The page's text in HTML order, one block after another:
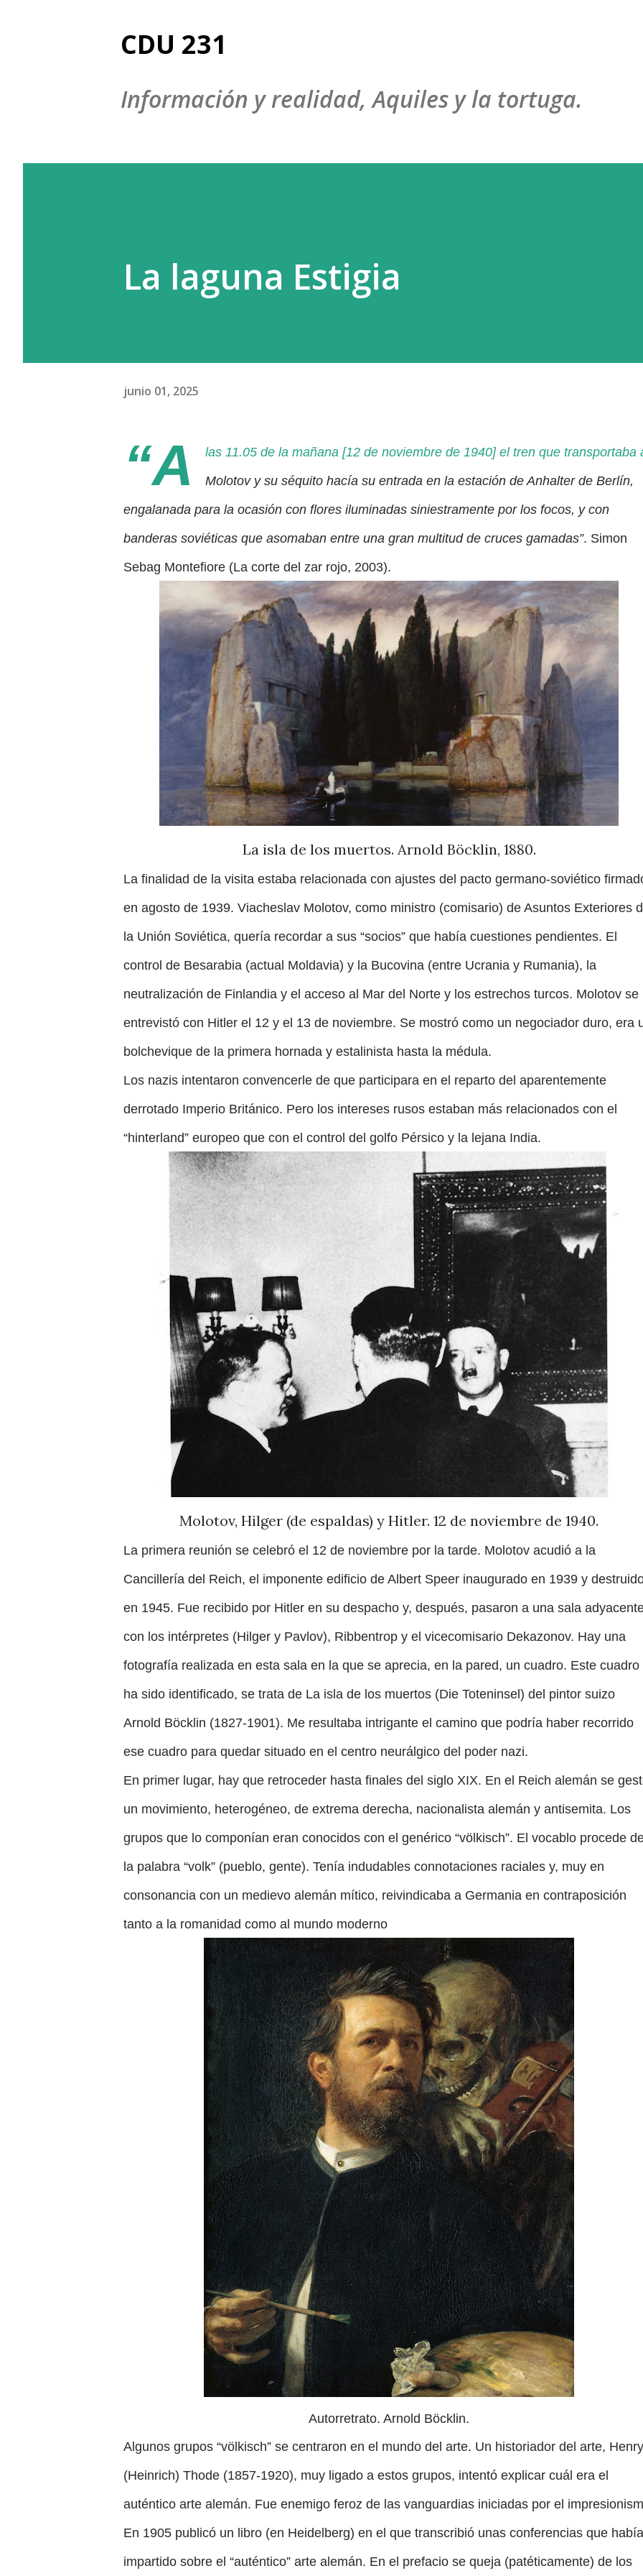
CDU 231
Información y realidad, Aquiles y la tortuga.
La laguna Estigia
junio 01, 2025
“A
las 11.05 de la mañana [12 de noviembre de 1940] el tren que transportaba
Molotov y su séquito hacía su entrada en la estación de Anhalter de Berlín,
engalanada para la ocasión con flores iluminadas siniestramente por los focos, y con
banderas soviéticas que asomaban entre una gran multitud de cruces gamadas”. Simon
Sebag Montefiore (La corte del zar rojo, 2003).
La isla de los muertos. Arnold Böcklin, 1880.
La finalidad de la visita estaba relacionada con ajustes del pacto germano-soviético
en agosto de 1939. Viacheslav Molotov, como ministro (comisario) de Asuntos Exteriores
la Unión Soviética, quería recordar a sus “socios” que había cuestiones pendientes. El
control de Besarabia (actual Moldavia) y la Bucovina (entre Ucrania y Rumania), la
neutralización de Finlandia y el acceso al Mar del Norte y los estrechos turcos. Molotov se
entrevistó con Hitler el 12 y el 13 de noviembre. Se mostró como un negociador duro, era
bolchevique de la primera hornada y estalinista hasta la médula.
Los nazis intentaron convencerle de que participara en el reparto del aparentemente
derrotado Imperio Británico. Pero los intereses rusos estaban más relacionados con el
“hinterland” europeo que con el control del golfo Pérsico y la lejana India.
Molotov, Hilger (de espaldas) y Hitler. 12 de noviembre de 1940.
La primera reunión se celebró el 12 de noviembre por la tarde. Molotov acudió a la
Cancillería del Reich, el imponente edificio de Albert Speer inaugurado en 1939 y
en 1945. Fue recibido por Hitler en su despacho y, después, pasaron a una sala
con los intérpretes (Hilger y Pavlov), Ribbentrop y el vicecomisario Dekazonov. Hay una
fotografía realizada en esta sala en la que se aprecia, en la pared, un cuadro. Este cuadro
ha sido identificado, se trata de La isla de los muertos (Die Toteninsel) del pintor suizo
Arnold Böcklin (1827-1901). Me resultaba intrigante el camino que podría haber recorrido
ese cuadro para quedar situado en el centro neurálgico del poder nazi.
En primer lugar, hay que retroceder hasta finales del siglo XIX. En el Reich alemán se
un movimiento, heterogéneo, de extrema derecha, nacionalista alemán y antisemita. Los
grupos que lo componían eran conocidos con el genérico “völkisch”. El vocablo procede
la palabra “volk” (pueblo, gente). Tenía indudables connotaciones raciales y, muy en
consonancia con un medievo alemán mítico, reivindicaba a Germania en contraposición
tanto a la romanidad como al mundo moderno
Autorretrato. Arnold Böcklin.
Algunos grupos “völkisch” se centraron en el mundo del arte. Un historiador del arte, Henry
(Heinrich) Thode (1857-1920), muy ligado a estos grupos, intentó explicar cuál era el
auténtico arte alemán. Fue enemigo feroz de las vanguardias iniciadas por el
En 1905 publicó un libro (en Heidelberg) en el que transcribió unas conferencias que había
impartido sobre el “auténtico” arte alemán. En el prefacio se queja (patéticamente) de los